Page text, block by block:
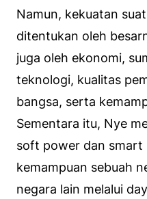
Namun, kekuatan
ditentukan oleh
juga oleh ekonomi,
teknologi, kualitas
bangsa, serta
Sementara itu, Nye
soft power dan smart
kemampuan sebuah
negara lain melalui